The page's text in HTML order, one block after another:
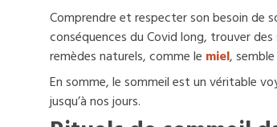
Comprendre et respecter son besoin de
conséquences du Covid long, trouver
remèdes naturels, comme le miel,
En somme, le sommeil est un véritable
jusqu’à nos jours.